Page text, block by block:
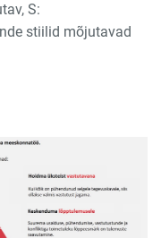
S:
stiilid mõjutavad